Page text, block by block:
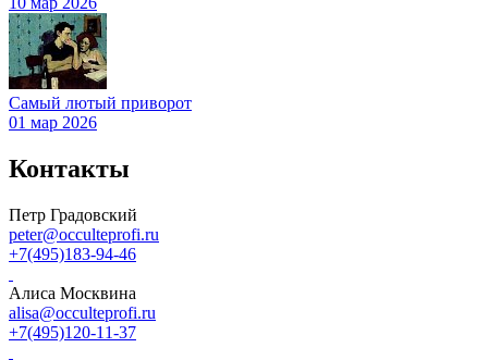
Самый лютый приворот
01 мар 2026
Контакты
Петр Градовский
peter@occulteprofi.ru
+7(495)183-94-46
Алиса Москвина
alisa@occulteprofi.ru
+7(495)120-11-37